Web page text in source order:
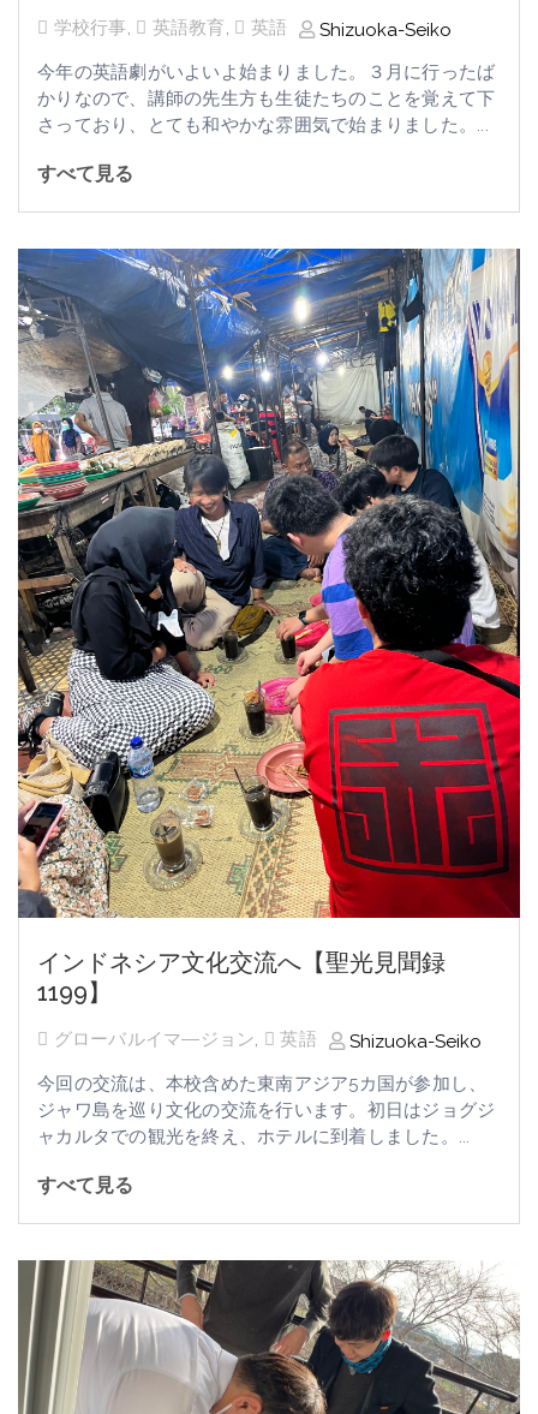
学校行事, 英語教育, 英語
Shizuoka-Seiko
今年の英語劇がいよいよ始まりました。３月に行ったば
かりなので、講師の先生方も生徒たちのことを覚えて下
さっており、とても和やかな雰囲気で始まりました。...
すべて見る
インドネシア文化交流へ【聖光見聞録
1199】
グローバルイマ―ジョン, 英語
Shizuoka-Seiko
今回の交流は、本校含めた東南アジア5カ国が参加し、
ジャワ島を巡り文化の交流を行います。初日はジョグジ
ャカルタでの観光を終え、ホテルに到着しました。...
すべて見る